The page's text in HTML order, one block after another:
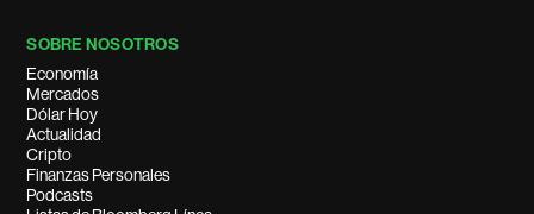
SOBRE NOSOTROS
Economía
Mercados
Dólar Hoy
Actualidad
Cripto
Finanzas Personales
Podcasts